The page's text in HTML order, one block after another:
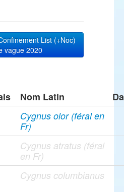
List (+Noc)
vague 2020
Nom Latin
Cygnus olor (féral en
Fr)
Cygnus atratus (féral
en Fr)
Cygnus columbianus